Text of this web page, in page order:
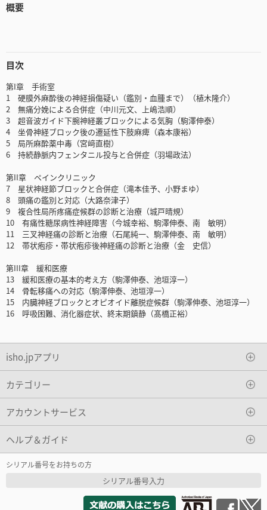
概要
目次
第I章 手術室
1 硬膜外麻酔後の神経損傷疑い（鑑別・血腫まで）（植木隆介）
2 無痛分娩による合併症（中川元文、上嶋浩順）
3 超音波ガイド下腕神経叢ブロックによる気胸（駒澤伸泰）
4 坐骨神経ブロック後の遷延性下肢麻痺（森本康裕）
5 局所麻酔薬中毒（宮﨑直樹）
6 持続静脈内フェンタニル投与と合併症（羽場政法）
第II章 ペインクリニック
7 星状神経節ブロックと合併症（滝本佳予、小野まゆ）
8 頭痛の鑑別と対応（大路奈津子）
9 複合性局所疼痛症候群の診断と治療（城戸晴規）
10 有痛性糖尿病性神経障害（今城幸裕、駒澤伸泰、南 敏明）
11 三叉神経痛の診断と治療（石尾純一、駒澤伸泰、南 敏明）
12 帯状疱疹・帯状疱疹後神経痛の診断と治療（金 史信）
第III章 緩和医療
13 緩和医療の基本的考え方（駒澤伸泰、池垣淳一）
14 骨転移痛への対応（駒澤伸泰、池垣淳一）
15 内臓神経ブロックとオピオイド離脱症候群（駒澤伸泰、池垣淳一）
16 呼吸困難、消化器症状、終末期鎮静（髙橋正裕）
isho.jpアプリ
カテゴリー
アカウントサービス
ヘルプ＆ガイド
シリアル番号をお持ちの方
シリアル番号入力